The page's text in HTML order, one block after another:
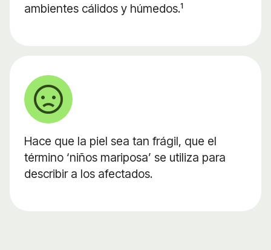
ambientes cálidos y húmedos.¹
Hace que la piel sea tan frágil, que el
término ‘niños mariposa’ se utiliza para
describir a los afectados.